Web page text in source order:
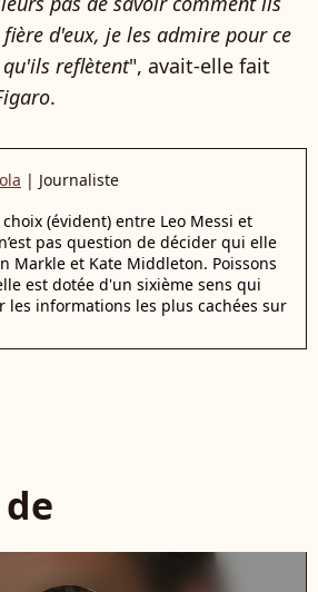
fière d'eux, je les admire pour ce
reflètent", avait-elle fait
.
| Journaliste
(évident) entre Leo Messi et
pas question de décider qui elle
Markle et Kate Middleton. Poissons
est dotée d'un sixième sens qui
les informations les plus cachées sur